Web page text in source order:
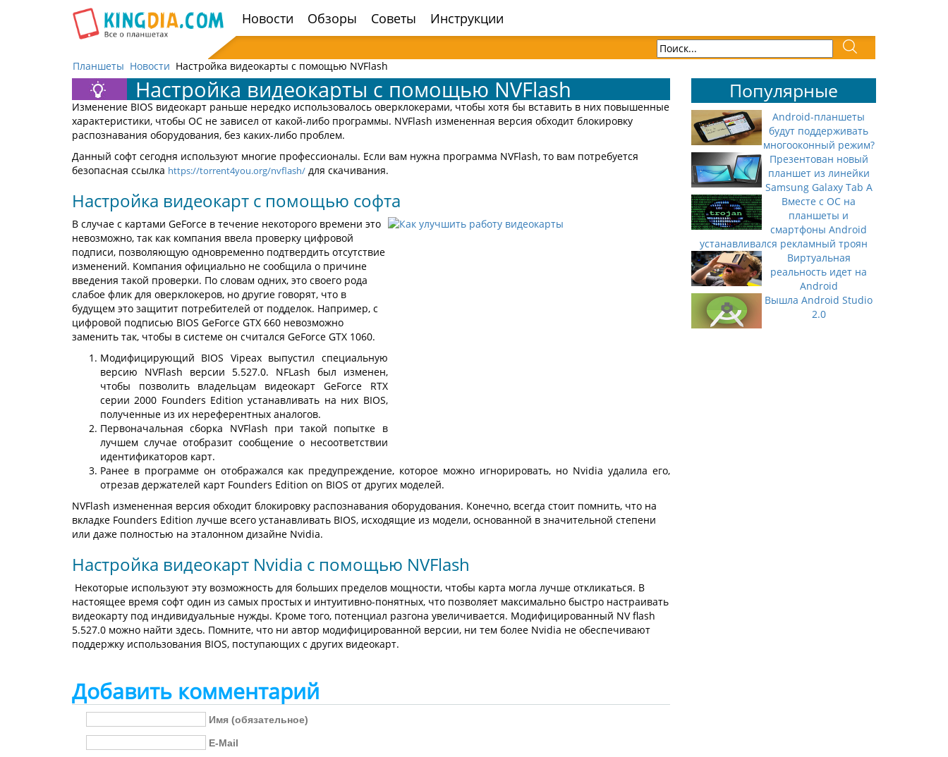
навигацию
Новости Обзоры Советы Инструкции
Планшеты Новости Настройка видеокарты с помощью NVFlash
Настройка видеокарты с помощью NVFlash
Изменение BIOS видеокарт раньше нередко использовалось оверклокерами, чтобы хотя бы вставить в них повышенные
характеристики, чтобы OC не зависел от какой-либо программы. NVFlash измененная версия обходит блокировку
распознавания оборудования, без каких-либо проблем.
Данный софт сегодня используют многие профессионалы. Если вам нужна программа NVFlash, то вам потребуется
безопасная ссылка https://torrent4you.org/nvflash/ для скачивания.
Настройка видеокарт с помощью софта
В случае с картами GeForce в течение некоторого времени это
невозможно, так как компания ввела проверку цифровой
подписи, позволяющую одновременно подтвердить отсутствие
изменений. Компания официально не сообщила о причине
введения такой проверки. По словам одних, это своего рода
слабое флик для оверклокеров, но другие говорят, что в
будущем это защитит потребителей от подделок. Например, с
цифровой подписью BIOS GeForce GTX 660 невозможно
заменить так, чтобы в системе он считался GeForce GTX 1060.
Модифицирующий BIOS Vipeax выпустил специальную
версию NVFlash версии 5.527.0. NFLash был изменен,
чтобы позволить владельцам видеокарт GeForce RTX
серии 2000 Founders Edition устанавливать на них BIOS,
полученные из их нереферентных аналогов.
Первоначальная сборка NVFlash при такой попытке в
лучшем случае отобразит сообщение о несоответствии
идентификаторов карт.
Ранее в программе он отображался как предупреждение, которое можно игнорировать, но Nvidia удалила его,
отрезав держателей карт Founders Edition on BIOS от других моделей.
NVFlash измененная версия обходит блокировку распознавания оборудования. Конечно, всегда стоит помнить, что на
вкладке Founders Edition лучше всего устанавливать BIOS, исходящие из модели, основанной в значительной степени
или даже полностью на эталонном дизайне Nvidia.
Настройка видеокарт Nvidia с помощью NVFlash
Некоторые используют эту возможность для больших пределов мощности, чтобы карта могла лучше откликаться. В
настоящее время софт один из самых простых и интуитивно-понятных, что позволяет максимально быстро настраивать
видеокарту под индивидуальные нужды. Кроме того, потенциал разгона увеличивается. Модифицированный NV flash
5.527.0 можно найти здесь. Помните, что ни автор модифицированной версии, ни тем более Nvidia не обеспечивают
поддержку использования BIOS, поступающих с других видеокарт.
Добавить комментарий
Имя (обязательное)
E-Mail
Популярные
Android-планшеты
будут поддерживать
многооконный режим?
Презентован новый
планшет из линейки
Samsung Galaxy Tab A
Вместе с ОС на
планшеты и
смартфоны Android
устанавливался рекламный троян
Виртуальная
реальность идет на
Android
Вышла Android Studio
2.0